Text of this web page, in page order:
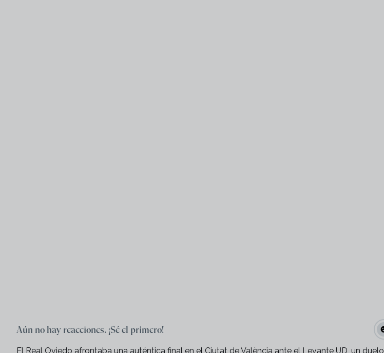
Aún no hay reacciones. ¡Sé el primero!
El Real Oviedo afrontaba una auténtica final en el Ciutat de València ante el Levante UD, un duelo